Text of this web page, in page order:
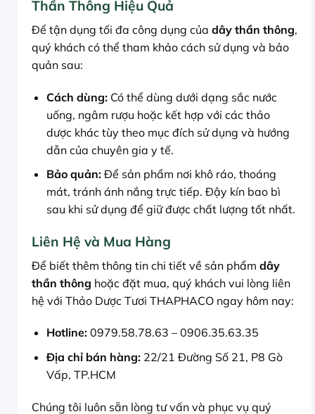
Thần Thông Hiệu Quả
Để tận dụng tối đa công dụng của dây thần thông,
quý khách có thể tham khảo cách sử dụng và bảo
quản sau:
Cách dùng:Có thể dùng dưới dạng sắc nước
uống, ngâm rượu hoặc kết hợp với các thảo
dược khác tùy theo mục đích sử dụng và hướng
dẫn của chuyên gia y tế.
Bảo quản:Để sản phẩm nơi khô ráo, thoáng
mát, tránh ánh nắng trực tiếp. Đậy kín bao bì
sau khi sử dụng để giữ được chất lượng tốt nhất.
Liên Hệ và Mua Hàng
Để biết thêm thông tin chi tiết về sản phẩm dây
thần thông hoặc đặt mua, quý khách vui lòng liên
hệ với Thảo Dược Tươi THAPHACO ngay hôm nay:
Hotline:0979.58.78.63 – 0906.35.63.35
Địa chỉ bán hàng:22/21 Đường Số 21, P8 Gò
Vấp, TP.HCM
Chúng tôi luôn sẵn lòng tư vấn và phục vụ quý